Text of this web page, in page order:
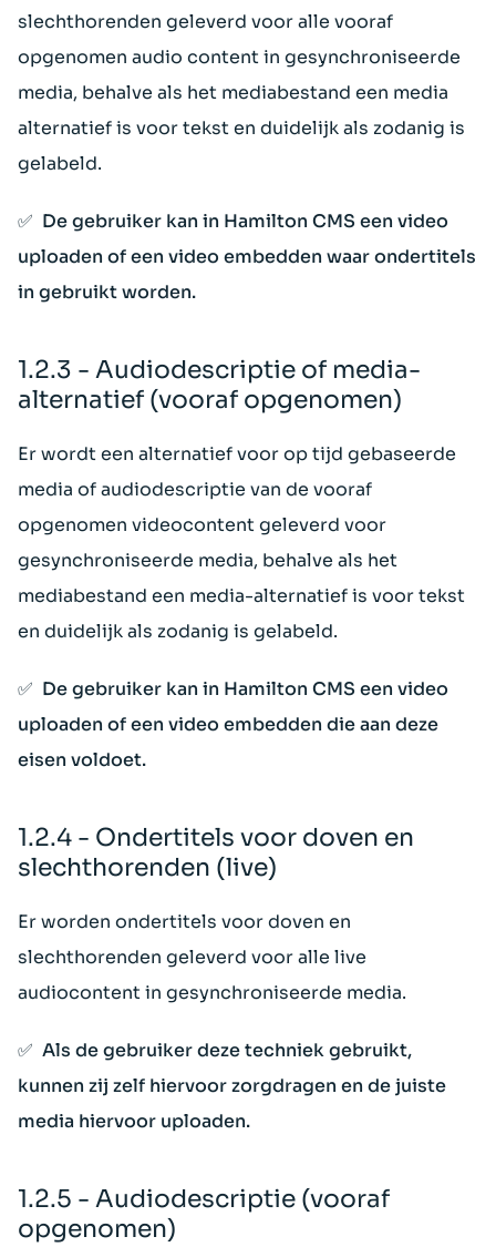
slechthorenden geleverd voor alle vooraf
opgenomen audio content in gesynchroniseerde
media, behalve als het mediabestand een media
alternatief is voor tekst en duidelijk als zodanig is
gelabeld.
✅ De gebruiker kan in Hamilton CMS een video
uploaden of een video embedden waar ondertitels
in gebruikt worden.
1.2.3 - Audiodescriptie of media-
alternatief (vooraf opgenomen)
Er wordt een alternatief voor op tijd gebaseerde
media of audiodescriptie van de vooraf
opgenomen videocontent geleverd voor
gesynchroniseerde media, behalve als het
mediabestand een media-alternatief is voor tekst
en duidelijk als zodanig is gelabeld.
✅ De gebruiker kan in Hamilton CMS een video
uploaden of een video embedden die aan deze
eisen voldoet.
1.2.4 - Ondertitels voor doven en
slechthorenden (live)
Er worden ondertitels voor doven en
slechthorenden geleverd voor alle live
audiocontent in gesynchroniseerde media.
✅ Als de gebruiker deze techniek gebruikt,
kunnen zij zelf hiervoor zorgdragen en de juiste
media hiervoor uploaden.
1.2.5 - Audiodescriptie (vooraf
opgenomen)